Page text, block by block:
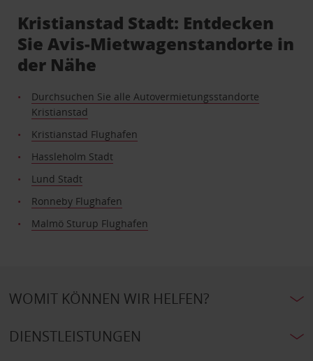
Kristianstad Stadt: Entdecken
Sie Avis-Mietwagenstandorte in
der Nähe
Durchsuchen Sie alle Autovermietungsstandorte
Kristianstad
Kristianstad Flughafen
Hassleholm Stadt
Lund Stadt
Ronneby Flughafen
Malmö Sturup Flughafen
WOMIT KÖNNEN WIR HELFEN?
DIENSTLEISTUNGEN